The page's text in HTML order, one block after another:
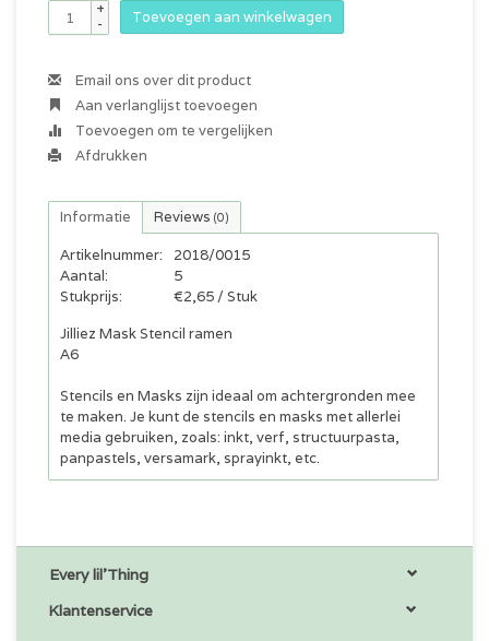
+
-
Toevoegen aan winkelwagen
Email ons over dit product
Aan verlanglijst toevoegen
Toevoegen om te vergelijken
Afdrukken
Informatie Reviews (0)
Artikelnummer:
2018/0015
Aantal:
5
Stukprijs:
€2,65 / Stuk
Jilliez Mask Stencil ramen
A6
Stencils en Masks zijn ideaal om achtergronden mee
te maken. Je kunt de stencils en masks met allerlei
media gebruiken, zoals: inkt, verf, structuurpasta,
panpastels, versamark, sprayinkt, etc.
Every lil'Thing
Klantenservice